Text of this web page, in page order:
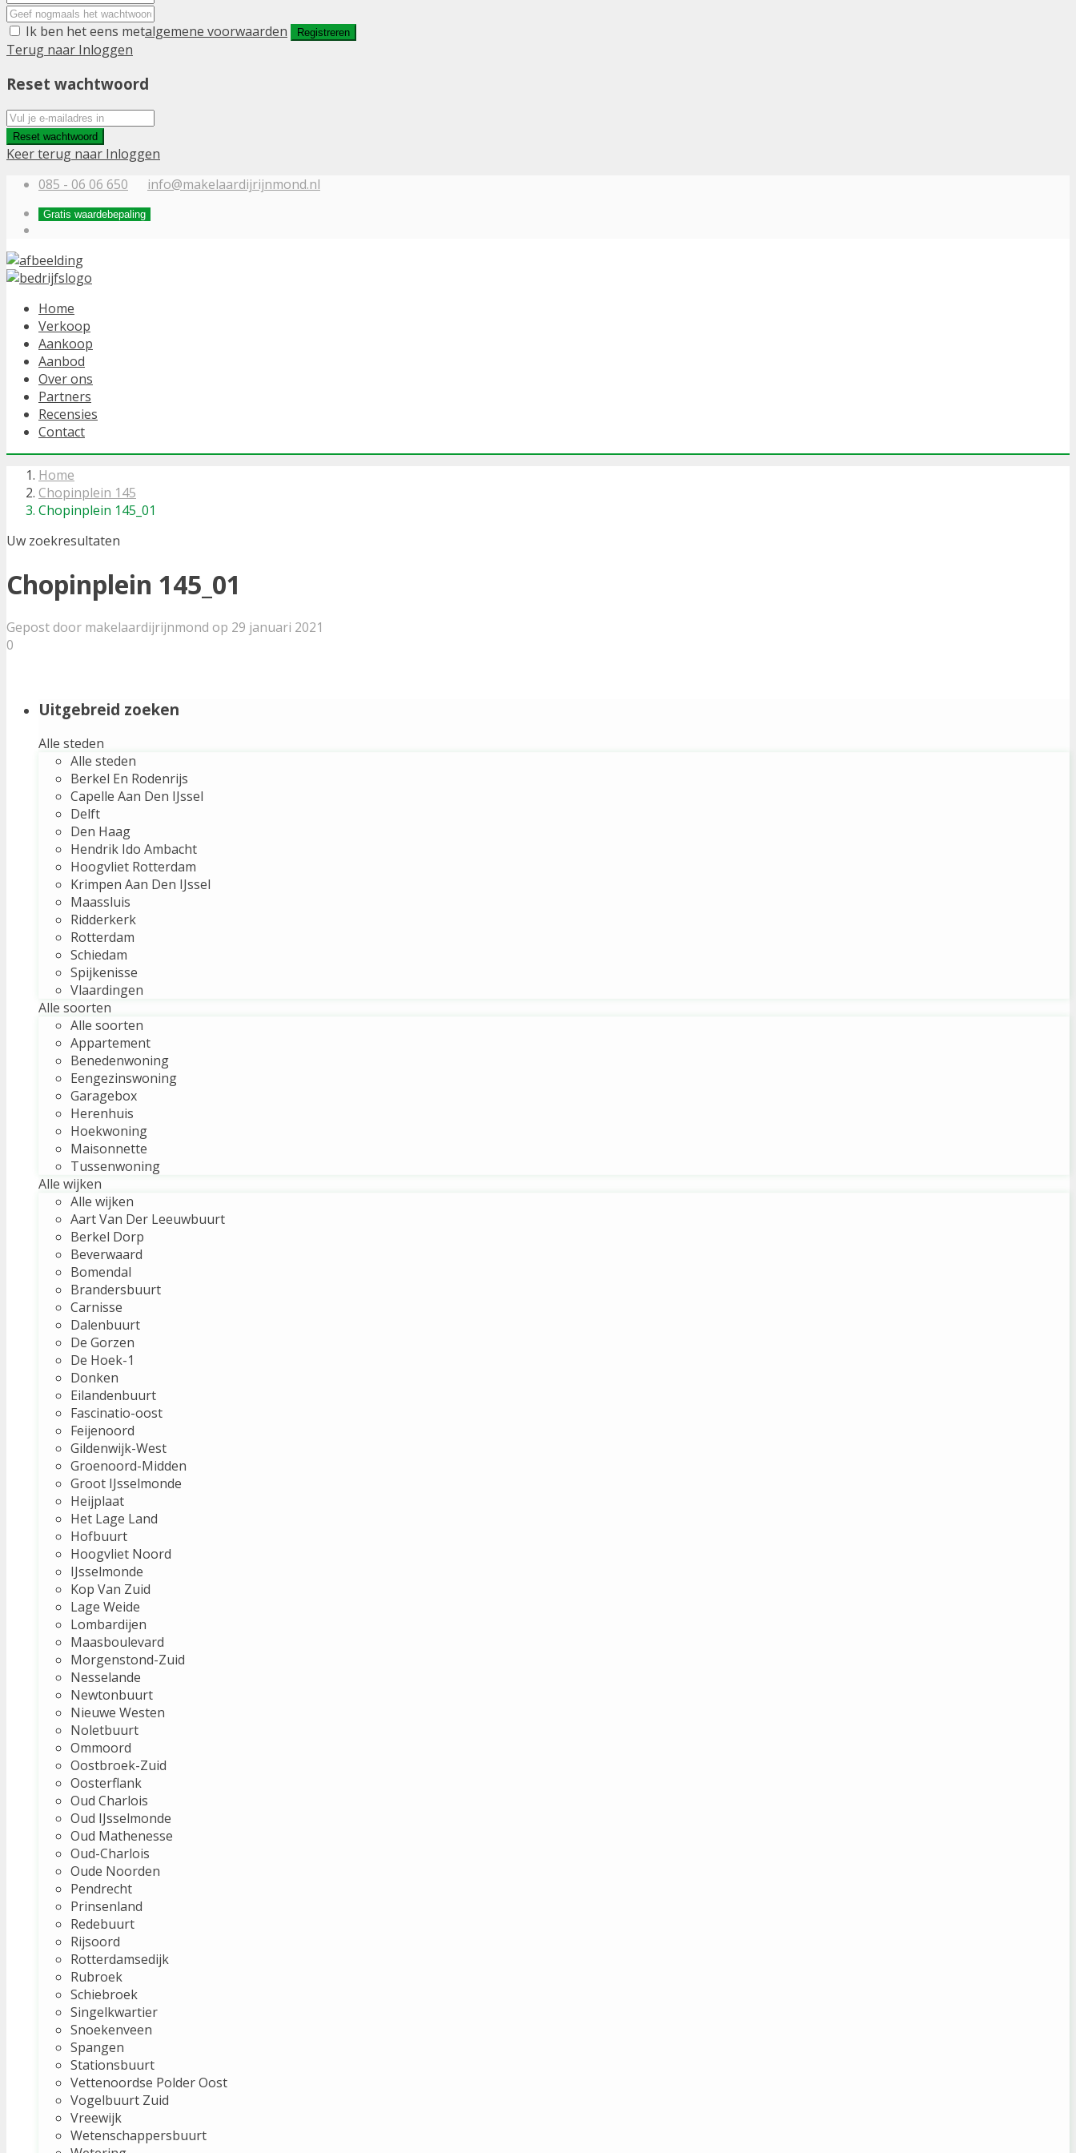
Ik ben het eens metalgemene voorwaarden Registreren
Terug naar Inloggen
Reset wachtwoord
Reset wachtwoord
Keer terug naar Inloggen
085 - 06 06 650
info@makelaardijrijnmond.nl
Gratis waardebepaling
Home
Verkoop
Aankoop
Aanbod
Over ons
Partners
Recensies
Contact
Home
Chopinplein 145
Chopinplein 145_01
Uw zoekresultaten
Chopinplein 145_01
Gepost door makelaardijrijnmond op 29 januari 2021
0
Uitgebreid zoeken
Alle steden
Alle steden
Berkel En Rodenrijs
Capelle Aan Den IJssel
Delft
Den Haag
Hendrik Ido Ambacht
Hoogvliet Rotterdam
Krimpen Aan Den IJssel
Maassluis
Ridderkerk
Rotterdam
Schiedam
Spijkenisse
Vlaardingen
Alle soorten
Alle soorten
Appartement
Benedenwoning
Eengezinswoning
Garagebox
Herenhuis
Hoekwoning
Maisonnette
Tussenwoning
Alle wijken
Alle wijken
Aart Van Der Leeuwbuurt
Berkel Dorp
Beverwaard
Bomendal
Brandersbuurt
Carnisse
Dalenbuurt
De Gorzen
De Hoek-1
Donken
Eilandenbuurt
Fascinatio-oost
Feijenoord
Gildenwijk-West
Groenoord-Midden
Groot IJsselmonde
Heijplaat
Het Lage Land
Hofbuurt
Hoogvliet Noord
IJsselmonde
Kop Van Zuid
Lage Weide
Lombardijen
Maasboulevard
Morgenstond-Zuid
Nesselande
Newtonbuurt
Nieuwe Westen
Noletbuurt
Ommoord
Oostbroek-Zuid
Oosterflank
Oud Charlois
Oud IJsselmonde
Oud Mathenesse
Oud-Charlois
Oude Noorden
Pendrecht
Prinsenland
Redebuurt
Rijsoord
Rotterdamsedijk
Rubroek
Schiebroek
Singelkwartier
Snoekenveen
Spangen
Stationsbuurt
Vettenoordse Polder Oost
Vogelbuurt Zuid
Vreewijk
Wetenschappersbuurt